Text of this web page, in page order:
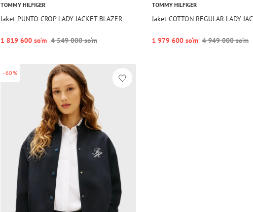
TOMMY HILFIGER
Jaket PUNTO CROP LADY JACKET BLAZER
1 819 600 so‘m 4 549 000 so‘m
TOMMY HILFIGER
Jaket COTTON REGULAR LADY
1 979 600 so‘m 4 949 000 so‘m
-60%